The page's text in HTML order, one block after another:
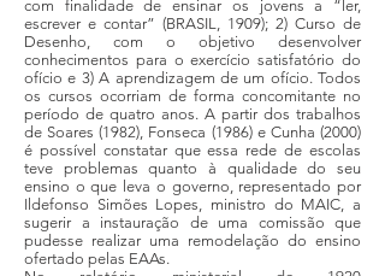
com finalidade de ensinar os jovens a “ler,
escrever e contar” (BRASIL, 1909); 2) Curso de
Desenho, com o objetivo desenvolver
conhecimentos para o exercício satisfatório do
ofício e 3) A aprendizagem de um ofício. Todos
os cursos ocorriam de forma concomitante no
período de quatro anos. A partir dos trabalhos
de Soares (1982), Fonseca (1986) e Cunha (2000)
é possível constatar que essa rede de escolas
teve problemas quanto à qualidade do seu
ensino o que leva o governo, representado por
Ildefonso Simões Lopes, ministro do MAIC, a
sugerir a instauração de uma comissão que
pudesse realizar uma remodelação do ensino
ofertado pelas EAAs.